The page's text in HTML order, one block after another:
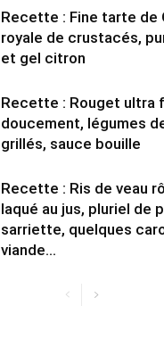
Recette : Fine tarte de
royale de crustacés,
et gel citron
Recette : Rouget ultra
doucement, légumes
grillés, sauce bouille
Recette : Ris de veau
laqué au jus, pluriel de
sarriette, quelques
viande...